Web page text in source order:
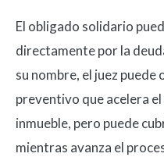
El obligado solidario
directamente por la
su nombre, el juez
preventivo que acelera
inmueble, pero puede
mientras avanza el